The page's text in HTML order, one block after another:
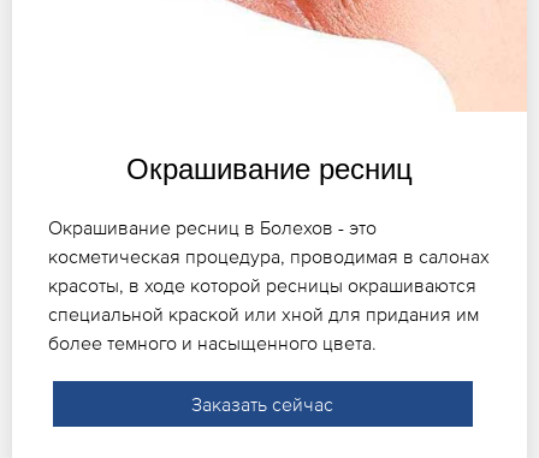
Окрашивание ресниц
Окрашивание ресниц в Болехов - это
косметическая процедура, проводимая в салонах
красоты, в ходе которой ресницы окрашиваются
специальной краской или хной для придания им
более темного и насыщенного цвета.
Заказать сейчас